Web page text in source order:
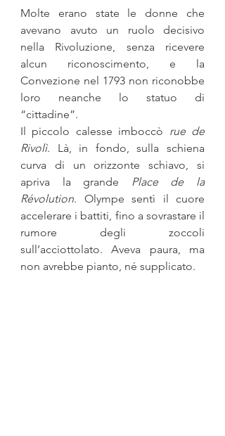
Molte erano state le donne che
avevano avuto un ruolo decisivo
nella Rivoluzione, senza ricevere
alcun riconoscimento, e la
Convezione nel 1793 non riconobbe
loro neanche lo statuo di
“cittadine”.
Il piccolo calesse imboccò rue de
Rivolì. Là, in fondo, sulla schiena
curva di un orizzonte schiavo, si
apriva la grande Place de la
Révolution. Olympe sentì il cuore
accelerare i battiti, fino a sovrastare il
rumore degli zoccoli
sull’acciottolato. Aveva paura, ma
non avrebbe pianto, né supplicato.